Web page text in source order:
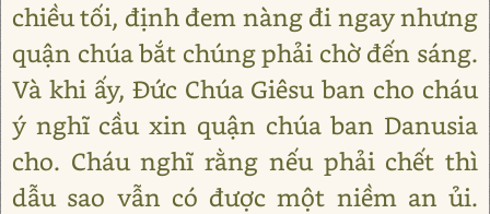
chiều tối, định đem nàng đi ngay nhưng
quận chúa bắt chúng phải chờ đến sáng.
Và khi ấy, Đức Chúa Giêsu ban cho cháu
ý nghĩ cầu xin quận chúa ban Danusia
cho. Cháu nghĩ rằng nếu phải chết thì
dẫu sao vẫn có được một niềm an ủi.